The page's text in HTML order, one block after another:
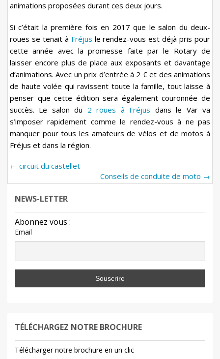
animations proposées durant ces deux jours.
Si c’était la première fois en 2017 que le salon du deux-
roues se tenait à Fréjus le rendez-vous est déjà pris pour
cette année avec la promesse faite par le Rotary de
laisser encore plus de place aux exposants et davantage
d’animations. Avec un prix d’entrée à 2 € et des animations
de haute volée qui ravissent toute la famille, tout laisse à
penser que cette édition sera également couronnée de
succès. Le salon du 2 roues à Fréjus dans le Var va
s’imposer rapidement comme le rendez-vous à ne pas
manquer pour tous les amateurs de vélos et de motos à
Fréjus et dans la région.
← circuit du castellet
Conseils de conduite de moto →
NEWS-LETTER
Abonnez vous :
Email
TÉLÉCHARGEZ NOTRE BROCHURE
Télécharger notre brochure en un clic